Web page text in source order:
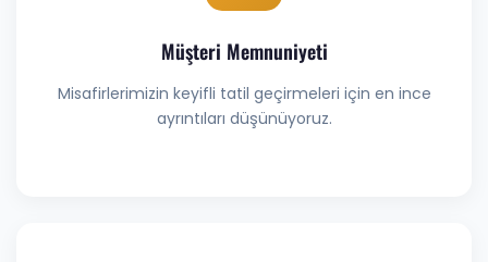
Müşteri Memnuniyeti
Misafirlerimizin keyifli tatil geçirmeleri için en ince
ayrıntıları düşünüyoruz.